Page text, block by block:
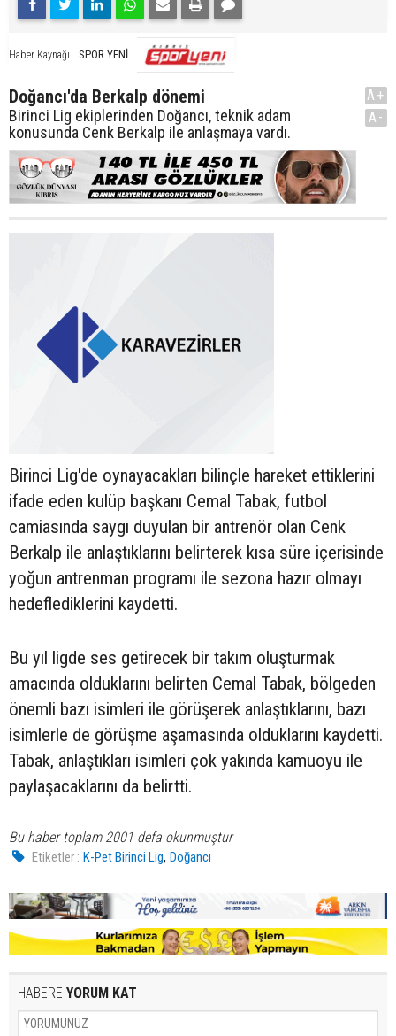
Haber Kaynağı SPOR YENİ
Doğancı'da Berkalp dönemi
Birinci Lig ekiplerinden Doğancı, teknik adam
konusunda Cenk Berkalp ile anlaşmaya vardı.
A+
A-
Birinci Lig'de oynayacakları bilinçle hareket ettiklerini
ifade eden kulüp başkanı Cemal Tabak, futbol
camiasında saygı duyulan bir antrenör olan Cenk
Berkalp ile anlaştıklarını belirterek kısa süre içerisinde
yoğun antrenman programı ile sezona hazır olmayı
hedeflediklerini kaydetti.
Bu yıl ligde ses getirecek bir takım oluşturmak
amacında olduklarını belirten Cemal Tabak, bölgeden
önemli bazı isimleri ile görüşerek anlaştıklarını, bazı
isimlerle de görüşme aşamasında olduklarını kaydetti.
Tabak, anlaştıkları isimleri çok yakında kamuoyu ile
paylaşacaklarını da belirtti.
Bu haber toplam 2001 defa okunmuştur
Etiketler : K-Pet Birinci Lig,Doğancı
HABERE YORUM KAT